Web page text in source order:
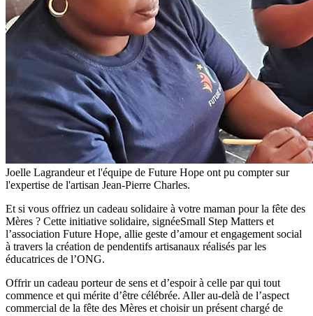
Joelle Lagrandeur et l'équipe de Future Hope ont pu compter sur
l'expertise de l'artisan Jean-Pierre Charles.
Et si vous offriez un cadeau solidaire à votre maman pour la fête des
Mères ? Cette initiative solidaire, signéeSmall Step Matters et
l’association Future Hope, allie geste d’amour et engagement social
à travers la création de pendentifs artisanaux réalisés par les
éducatrices de l’ONG.
Offrir un cadeau porteur de sens et d’espoir à celle par qui tout
commence et qui mérite d’être célébrée. Aller au-delà de l’aspect
commercial de la fête des Mères et choisir un présent chargé de